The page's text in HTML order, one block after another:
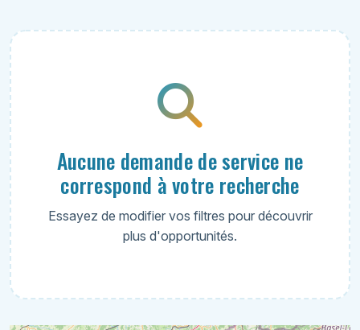
Aucune demande de service ne
correspond à votre recherche
Essayez de modifier vos filtres pour découvrir
plus d'opportunités.